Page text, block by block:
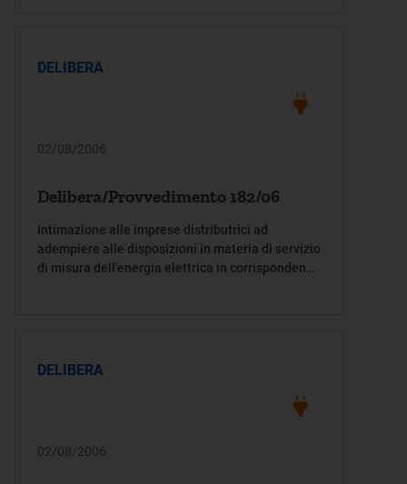
DELIBERA
02/08/2006
Delibera/Provvedimento 182/06
Intimazione alle imprese distributrici ad
adempiere alle disposizioni in materia di servizio
di misura dell'energia elettrica in corrispondenza
DELIBERA
02/08/2006